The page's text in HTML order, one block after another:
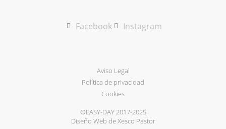
Facebook Instagram
Aviso Legal
Política de privacidad
Cookies
©EASY-DAY 2017-2025
Diseño Web de Xesco Pastor